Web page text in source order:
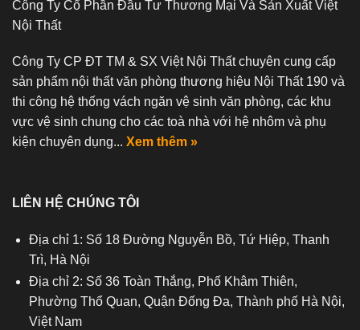
Công Ty Cổ Phần Đầu Tư Thương Mại Và Sản Xuất Việt
Nội Thất
Công Ty CP ĐT TM & SX Việt Nội Thất chuyên cung cấp
sản phẩm nội thất văn phòng thương hiệu Nội Thất 190 và
thi công hệ thống vách ngăn vệ sinh văn phòng, các khu
vực vệ sinh chung cho các toà nhà với hệ nhôm và phụ
kiện chuyên dụng... Xem thêm »
LIÊN HỆ CHÚNG TÔI
Địa chỉ 1: Số 18 Đường Nguyễn Bồ, Tứ Hiệp, Thanh
Trì, Hà Nội
Địa chỉ 2: Số 36 Toàn Thắng, Phố Khâm Thiên,
Phường Thổ Quan, Quận Đống Đa, Thành phố Hà Nội,
Việt Nam